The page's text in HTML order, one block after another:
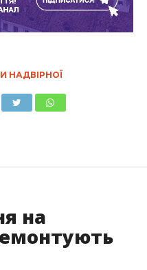
НАДВІРНОЇ
на